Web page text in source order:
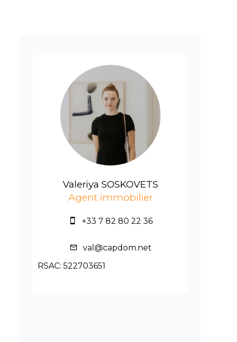
Valeriya SOSKOVETS
Agent immobilier
+33 7 82 80 22 36
val@capdom.net
RSAC: 522703651